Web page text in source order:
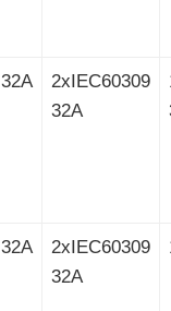
32A
2xIEC60309
32A
32A
2xIEC60309
32A